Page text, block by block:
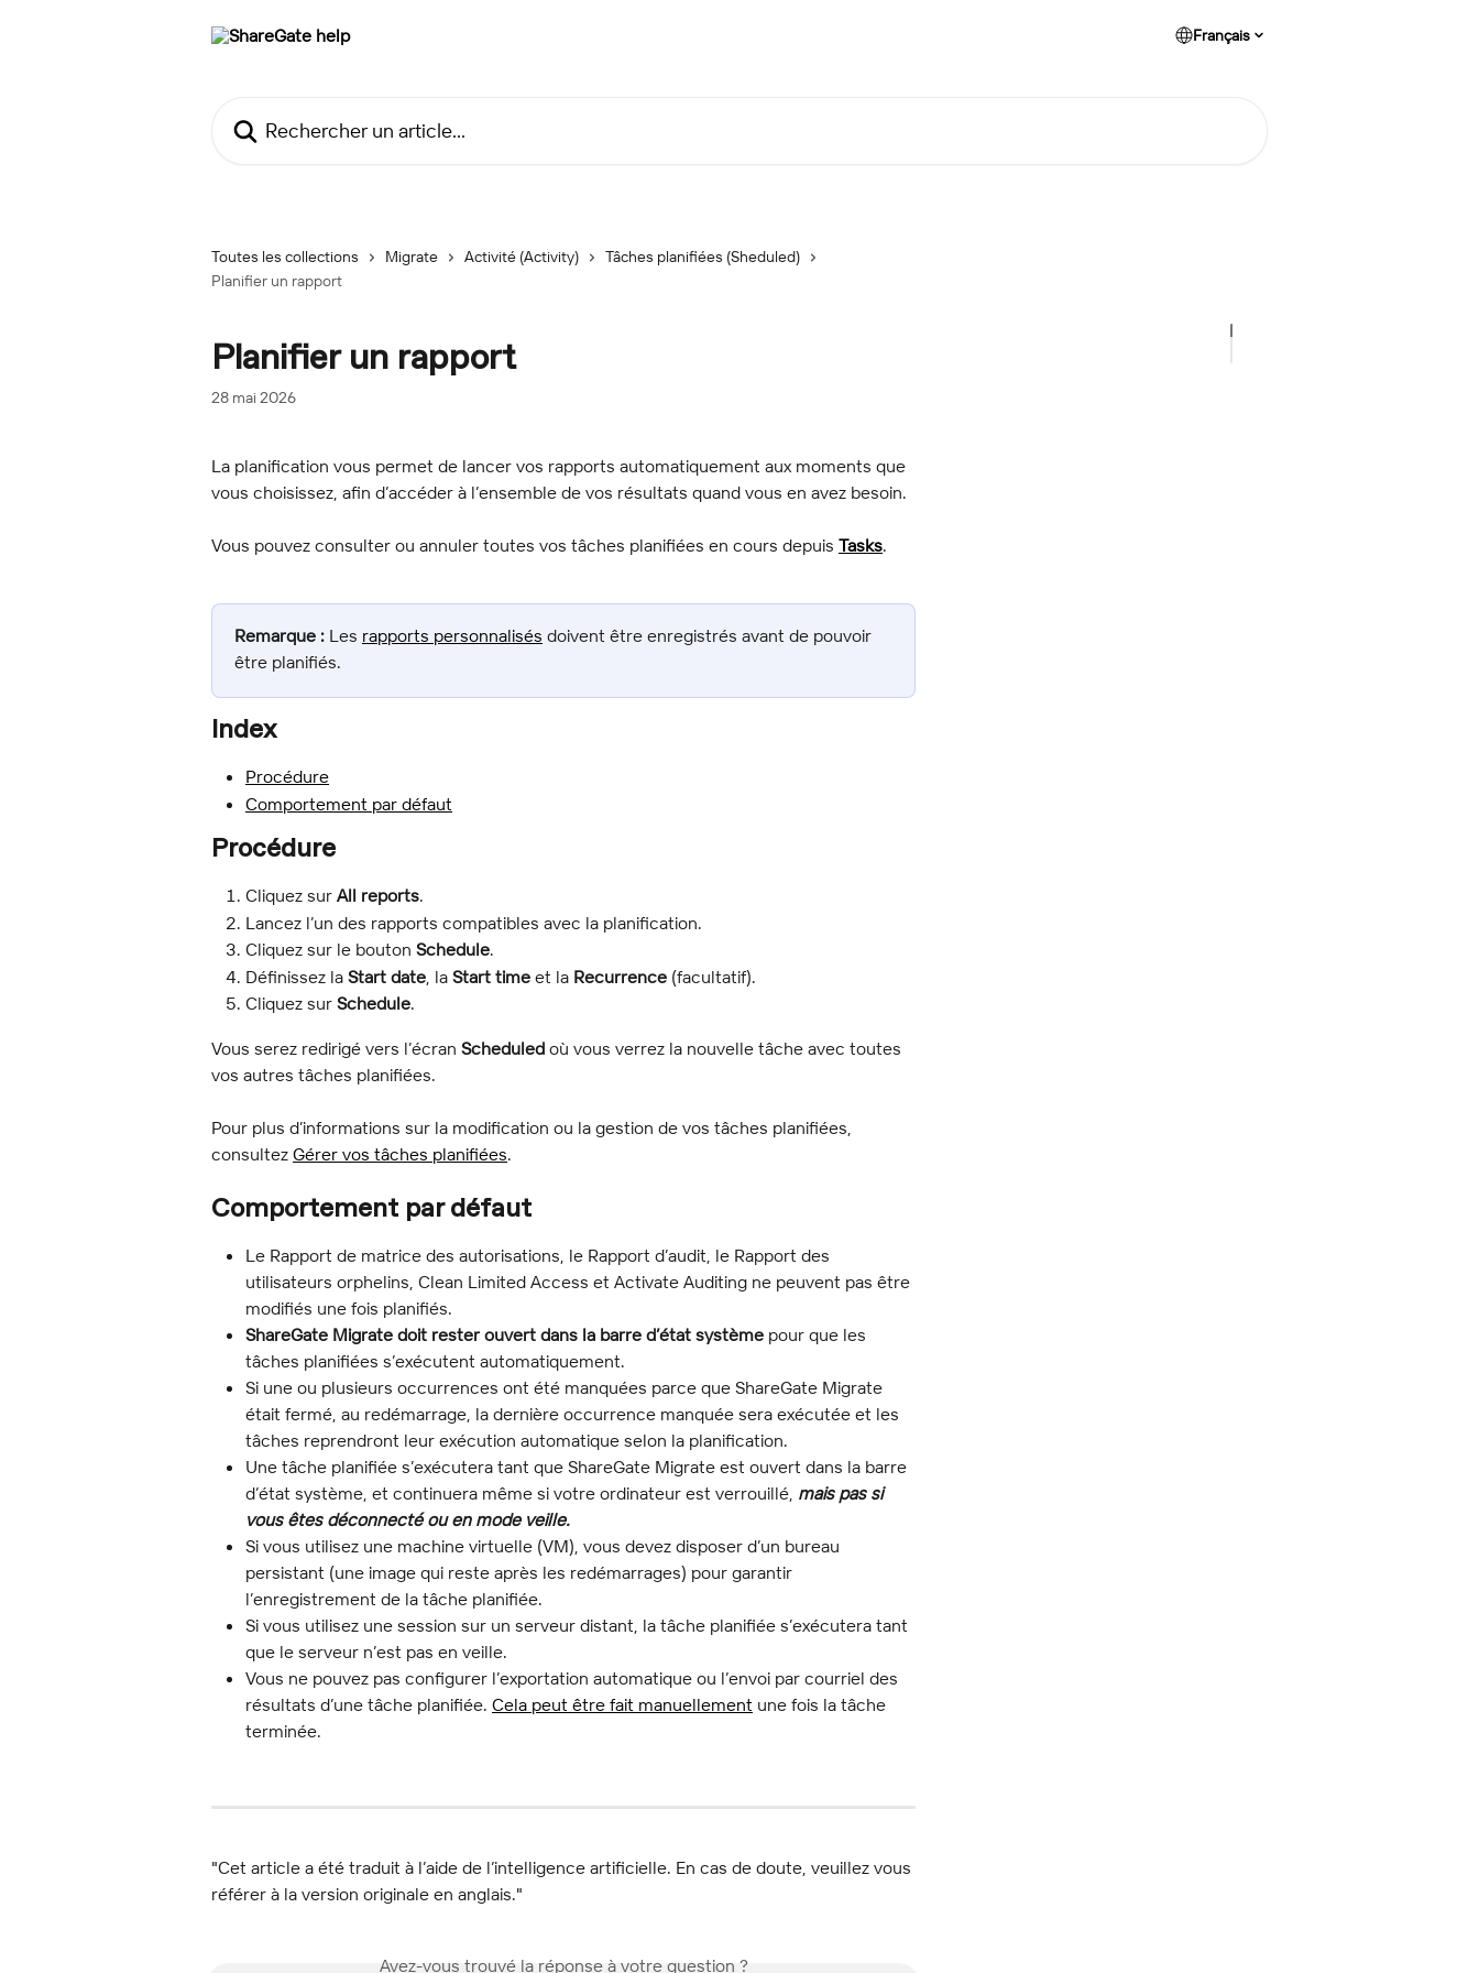
Français
Toutes les collections Migrate Activité (Activity)
Tâches planifiées (Sheduled)
Planifier un rapport
Planifier un rapport
28 mai 2026
La planification vous permet de lancer vos rapports automatiquement aux moments que
vous choisissez, afin d’accéder à l’ensemble de vos résultats quand vous en avez besoin.
Vous pouvez consulter ou annuler toutes vos tâches planifiées en cours depuis Tasks.
Remarque : Les rapports personnalisés doivent être enregistrés avant de pouvoir
être planifiés.
Index
Procédure
Comportement par défaut
Procédure
Cliquez sur All reports.
Lancez l’un des rapports compatibles avec la planification.
Cliquez sur le bouton Schedule.
Définissez la Start date , la Start time et la Recurrence (facultatif).
Cliquez sur Schedule.
Vous serez redirigé vers l’écran Scheduled où vous verrez la nouvelle tâche avec toutes
vos autres tâches planifiées.
Pour plus d’informations sur la modification ou la gestion de vos tâches planifiées,
consultez Gérer vos tâches planifiées.
Comportement par défaut
Le Rapport de matrice des autorisations, le Rapport d’audit, le Rapport des
utilisateurs orphelins, Clean Limited Access et Activate Auditing ne peuvent pas être
modifiés une fois planifiés.
ShareGate Migrate doit rester ouvert dans la barre d’état système pour que les
tâches planifiées s’exécutent automatiquement.
Si une ou plusieurs occurrences ont été manquées parce que ShareGate Migrate
était fermé, au redémarrage, la dernière occurrence manquée sera exécutée et les
tâches reprendront leur exécution automatique selon la planification.
Une tâche planifiée s’exécutera tant que ShareGate Migrate est ouvert dans la barre
d’état système, et continuera même si votre ordinateur est verrouillé, mais pas si
vous êtes déconnecté ou en mode veille.
Si vous utilisez une machine virtuelle (VM), vous devez disposer d’un bureau
persistant (une image qui reste après les redémarrages) pour garantir
l’enregistrement de la tâche planifiée.
Si vous utilisez une session sur un serveur distant, la tâche planifiée s’exécutera tant
que le serveur n’est pas en veille.
Vous ne pouvez pas configurer l’exportation automatique ou l’envoi par courriel des
résultats d’une tâche planifiée. Cela peut être fait manuellement une fois la tâche
terminée.
"Cet article a été traduit à l’aide de l’intelligence artificielle. En cas de doute, veuillez vous
référer à la version originale en anglais."
Avez-vous trouvé la réponse à votre question ?